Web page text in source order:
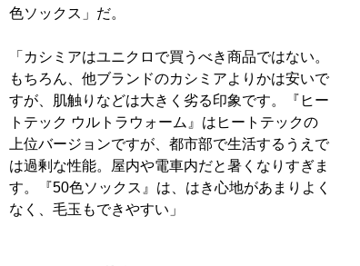
色ソックス」だ。
「カシミアはユニクロで買うべき商品ではない。
もちろん、他ブランドのカシミアよりかは安いで
すが、肌触りなどは大きく劣る印象です。『ヒー
トテック ウルトラウォーム』はヒートテックの
上位バージョンですが、都市部で生活するうえで
は過剰な性能。屋内や電車内だと暑くなりすぎま
す。『50色ソックス』は、はき心地があまりよく
なく、毛玉もできやすい」